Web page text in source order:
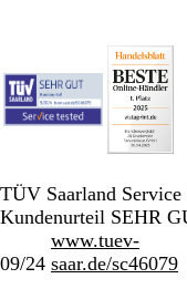
TÜV Saarland
Kundenurteil SEHR
09/24
www.tuev-
saar.de/sc46079